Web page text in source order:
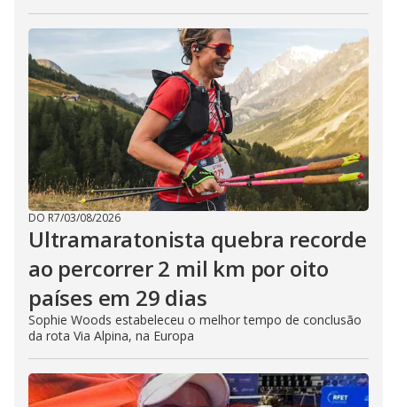
DO R7/03/08/2026
Ultramaratonista quebra recorde
ao percorrer 2 mil km por oito
países em 29 dias
Sophie Woods estabeleceu o melhor tempo de conclusão
da rota Via Alpina, na Europa